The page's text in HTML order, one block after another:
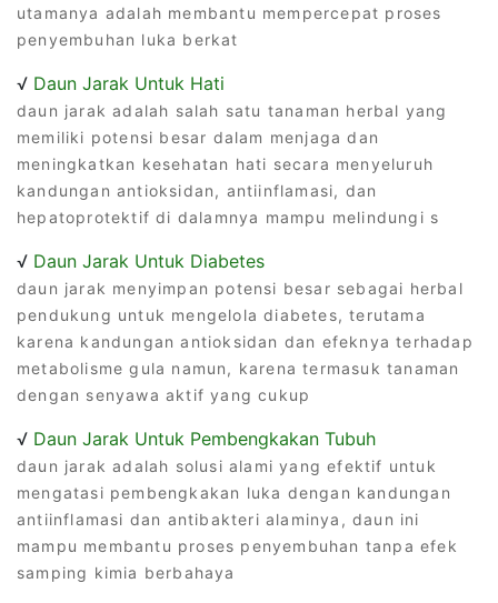
utamanya adalah membantu mempercepat proses
penyembuhan luka berkat
√ Daun Jarak Untuk Hati
daun jarak adalah salah satu tanaman herbal yang
memiliki potensi besar dalam menjaga dan
meningkatkan kesehatan hati secara menyeluruh
kandungan antioksidan, antiinflamasi, dan
hepatoprotektif di dalamnya mampu melindungi s
√ Daun Jarak Untuk Diabetes
daun jarak menyimpan potensi besar sebagai herbal
pendukung untuk mengelola diabetes, terutama
karena kandungan antioksidan dan efeknya terhadap
metabolisme gula namun, karena termasuk tanaman
dengan senyawa aktif yang cukup
√ Daun Jarak Untuk Pembengkakan Tubuh
daun jarak adalah solusi alami yang efektif untuk
mengatasi pembengkakan luka dengan kandungan
antiinflamasi dan antibakteri alaminya, daun ini
mampu membantu proses penyembuhan tanpa efek
samping kimia berbahaya